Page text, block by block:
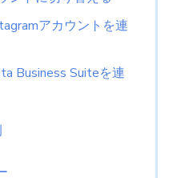
アカウントを連
Business Suiteを連